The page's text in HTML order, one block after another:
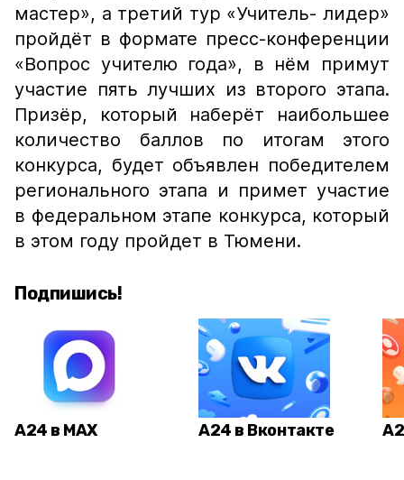
мастер», а третий тур «Учитель- лидер»
пройдёт в формате пресс-конференции
«Вопрос учителю года», в нём примут
участие пять лучших из второго этапа.
Призёр, который наберёт наибольшее
количество баллов по итогам этого
конкурса, будет объявлен победителем
регионального этапа и примет участие
в федеральном этапе конкурса, который
в этом году пройдет в Тюмени.
Подпишись!
А24 в MAX А24 в Вконтакте